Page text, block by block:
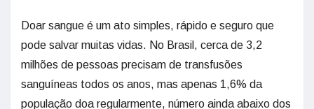
Doar sangue é um ato simples, rápido e seguro que
pode salvar muitas vidas. No Brasil, cerca de 3,2
milhões de pessoas precisam de transfusões
sanguíneas todos os anos, mas apenas 1,6% da
população doa regularmente, número ainda abaixo dos